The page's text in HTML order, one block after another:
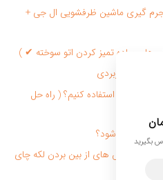
گیری ماشین ظرفشویی ال جی +
های ساده تميز كردن اتو سوخته ✔ )
روش هایی استفاده کنیم؟ ( راه حل
محاسبه می شود؟
( ✔ روش های از بین بردن لکه چای
بگیرید